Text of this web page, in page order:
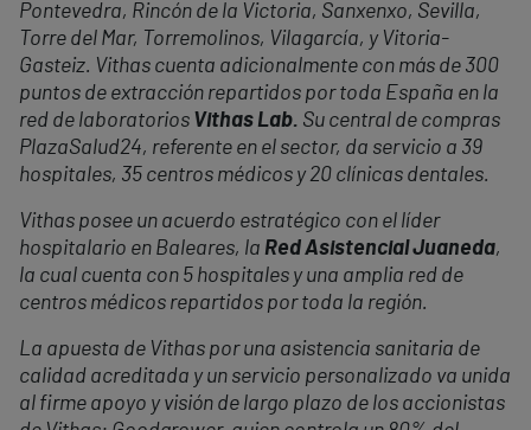
Pontevedra, Rincón de la Victoria, Sanxenxo, Sevilla,
Torre del Mar, Torremolinos, Vilagarcía, y Vitoria-
Gasteiz. Vithas cuenta adicionalmente con más de 300
puntos de extracción repartidos por toda España en la
red de laboratorios Vithas Lab. Su central de compras
PlazaSalud24, referente en el sector, da servicio a 39
hospitales, 35 centros médicos y 20 clínicas dentales.
Vithas posee un acuerdo estratégico con el líder
hospitalario en Baleares, la Red Asistencial Juaneda,
la cual cuenta con 5 hospitales y una amplia red de
centros médicos repartidos por toda la región.
La apuesta de Vithas por una asistencia sanitaria de
calidad acreditada y un servicio personalizado va unida
al firme apoyo y visión de largo plazo de los accionistas